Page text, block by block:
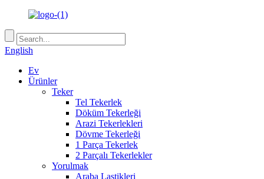
English
Ev
Ürünler
Teker
Tel Tekerlek
Döküm Tekerleği
Arazi Tekerlekleri
Dövme Tekerleği
1 Parça Tekerlek
2 Parçalı Tekerlekler
Yorulmak
Araba Lastikleri